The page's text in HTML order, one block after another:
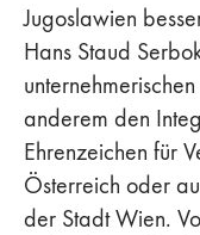
Jugoslawien
Hans Staud
anderem den
Ehrenzeichen für
Österreich oder
der Stadt Wien.